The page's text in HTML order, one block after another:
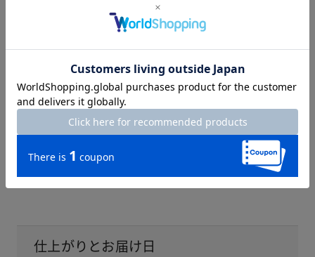
仕上がりとお届け日